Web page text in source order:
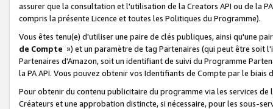
assurer que la consultation et l'utilisation de la Creators API ou de la
compris la présente Licence et toutes les Politiques du Programme).
Vous êtes tenu(e) d'utiliser une paire de clés publiques, ainsi qu'une
de Compte ») et un paramètre de tag Partenaires (qui peut être soit
Partenaires d'Amazon, soit un identifiant de suivi du Programme
la PA API. Vous pouvez obtenir vos Identifiants de Compte par le biais
Pour obtenir du contenu publicitaire du programme via les services
Créateurs et une approbation distincte, si nécessaire, pour les sous-